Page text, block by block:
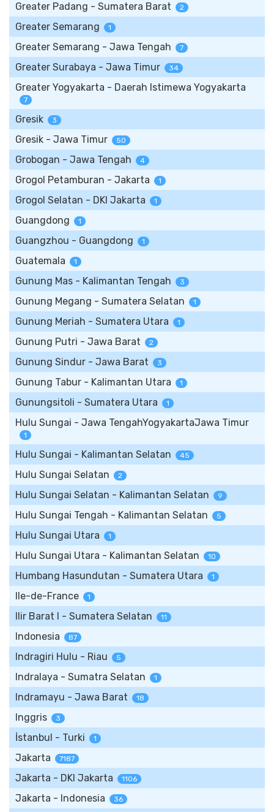
Greater Padang - Sumatera Barat 2
Greater Semarang 1
Greater Semarang - Jawa Tengah 7
Greater Surabaya - Jawa Timur 34
Greater Yogyakarta - Daerah Istimewa Yogyakarta
7
Gresik 3
Gresik - Jawa Timur 50
Grobogan - Jawa Tengah 4
Grogol Petamburan - Jakarta 1
Grogol Selatan - DKI Jakarta 1
Guangdong 1
Guangzhou - Guangdong 1
Guatemala 1
Gunung Mas - Kalimantan Tengah 3
Gunung Megang - Sumatera Selatan 1
Gunung Meriah - Sumatera Utara 1
Gunung Putri - Jawa Barat 2
Gunung Sindur - Jawa Barat 3
Gunung Tabur - Kalimantan Utara 1
Gunungsitoli - Sumatera Utara 1
Hulu Sungai - Jawa TengahYogyakartaJawa Timur
1
Hulu Sungai - Kalimantan Selatan 45
Hulu Sungai Selatan 2
Hulu Sungai Selatan - Kalimantan Selatan 9
Hulu Sungai Tengah - Kalimantan Selatan 5
Hulu Sungai Utara 1
Hulu Sungai Utara - Kalimantan Selatan 10
Humbang Hasundutan - Sumatera Utara 1
Ile-de-France 1
Ilir Barat I - Sumatera Selatan 11
Indonesia 87
Indragiri Hulu - Riau 5
Indralaya - Sumatra Selatan 1
Indramayu - Jawa Barat 18
Inggris 3
İstanbul - Turki 1
Jakarta 7187
Jakarta - DKI Jakarta 1106
Jakarta - Indonesia 36